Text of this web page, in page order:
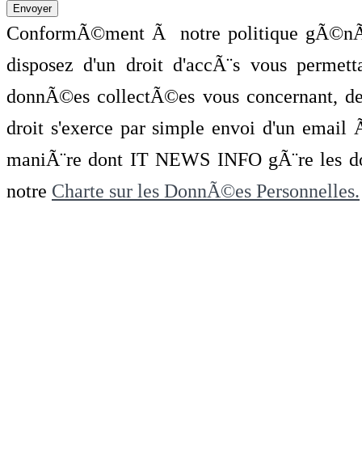
ConformÃ©ment Ã notre politique
disposez d'un droit d'accÃ¨s vous
donnÃ©es collectÃ©es vous concernant,
droit s'exerce par simple envoi d'un
maniÃ¨re dont IT NEWS INFO gÃ¨re les
notre Charte sur les DonnÃ©es Personnelles.